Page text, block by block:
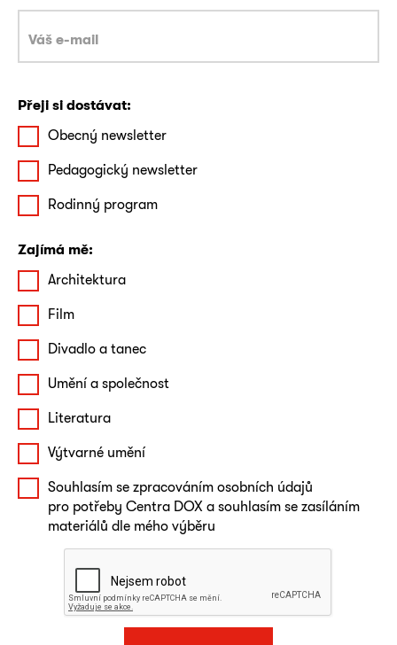
Přeji si dostávat:
Obecný newsletter
Pedagogický newsletter
Rodinný program
Zajímá mě:
Architektura
Film
Divadlo a tanec
Umění a společnost
Literatura
Výtvarné umění
Souhlasím se zpracováním osobních údajů
pro potřeby Centra DOX a souhlasím se zasíláním
materiálů dle mého výběru